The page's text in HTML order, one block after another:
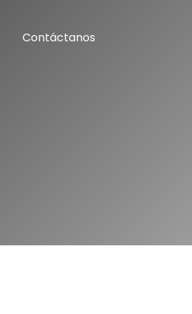
Contáctanos